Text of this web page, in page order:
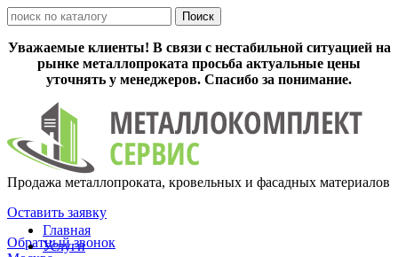
Уважаемые клиенты! В связи с нестабильной ситуацией на
рынке металлопроката просьба актуальные цены
уточнять у менеджеров. Спасибо за понимание.
Продажа металлопроката, кровельных и фасадных материалов
Оставить заявку
Обратный звонок
Главная
Услуги